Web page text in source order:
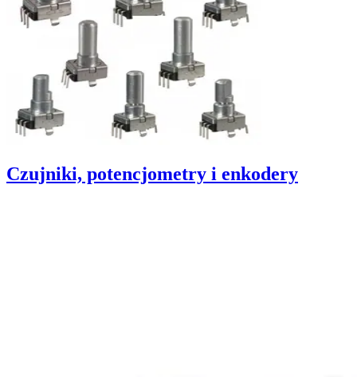
Czujniki, potencjometry i enkodery